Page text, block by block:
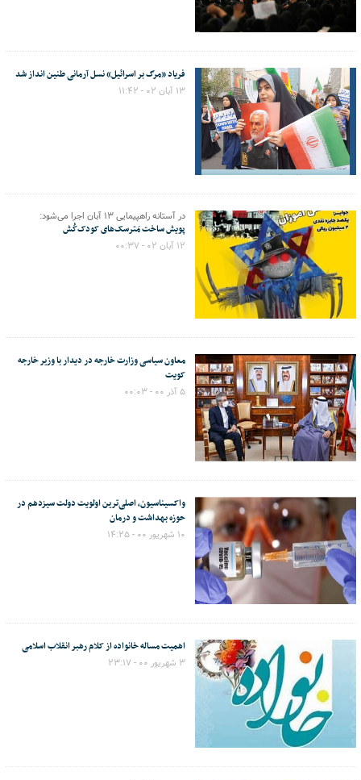
فریاد «مرگ بر اسرائیل» نسل آرمانی طنین انداز شد
۱۳ آبان ۰۲ - ۱۱:۴۲
در آستانه راهپیمایی ۱۳ آبان اجرا می‌شود:
پویش ساخت مَترسک‌های کودک‌کُش
۱۲ آبان ۰۲ - ۰۰:۳۷
معاون سیاسی وزارت خارجه در دیدار با وزیر خارجه
کویت
۵ آذر ۰۰ - ۰۰:۰۳
واکسیناسیون، اصلی‌ترین اولویت دولت سیزدهم در
حوزه بهداشت و درمان
۱۰ شهریور ۰۰ - ۱۴:۲۵
اهمیت مساله خانواده از کلام رهبر انقلاب اسلامی
۳ شهریور ۰۰ - ۲۳:۱۷